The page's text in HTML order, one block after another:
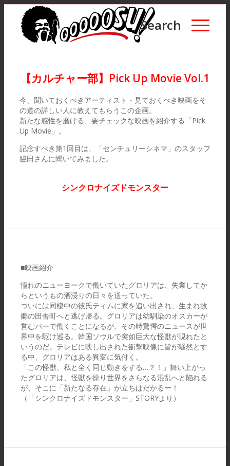
Search
【カルチャー部】Pick Up Movie Vol.1
今、聞いておくべきアーティスト・見ておくべき映画をそ
の道の詳しい人に教えてもらうこの企画。
新たな感性を磨ける、要チェックな映画を紹介する「Pick
Up Movie」。
記念すべき第1回目は、「センチュリーシネマ」のスタッフ
脇田さんに聞いてみました。
シンクロナイズドモンスター
■映画紹介
憧れのニューヨークで働いていたグロリアは、失業してか
らというもの酒浸りの日々を送っていた。
ついには同棲中の彼氏ティムに家を追い出され、生まれ故
郷の田舎町へと逃げ帰る。グロリアは幼馴染のオスカーが
営むバーで働くことになるが、その時驚愕のニュースが世
界中を駆け巡る。韓国ソウルで突如巨大な怪獣が現れたと
いうのだ。テレビに映し出された衝撃映像に皆が騒然とす
る中、グロリアはある異変に気付く。
「この怪獣、私と全く同じ動きをする…？！」舞い上がっ
たグロリアは、怪獣を操り世界をさらなる混乱へと陥れる
が、そこに「新たなる存在」が立ちはだかるー！
（「シンクロナイズドモンスター」STORYより）